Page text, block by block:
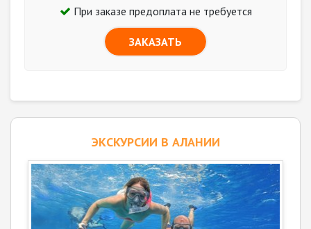
При заказе предоплата не требуется
ЗАКАЗАТЬ
ЭКСКУРСИИ В АЛАНИИ